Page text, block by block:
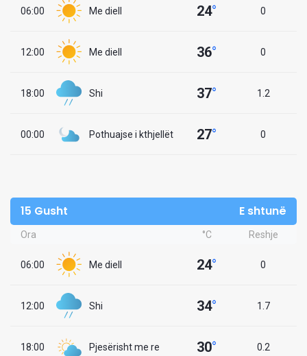
06:00 Me diell 24° 0
12:00 Me diell 36° 0
18:00 Shi 37° 1.2
00:00 Pothuajse i kthjellët 27° 0
15 Gusht E shtunë
Ora °C Reshje
06:00 Me diell 24° 0
12:00 Shi 34° 1.7
18:00 Pjesërisht me re 30° 0.2